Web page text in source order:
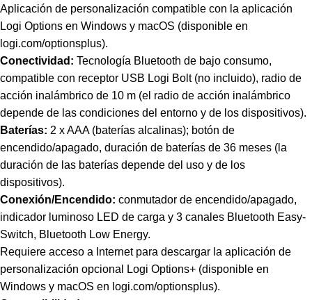
Aplicación de personalización compatible con la aplicación
Logi Options en Windows y macOS (disponible en
logi.com/optionsplus).
Conectividad: Tecnología Bluetooth de bajo consumo,
compatible con receptor USB Logi Bolt (no incluido), radio de
acción inalámbrico de 10 m (el radio de acción inalámbrico
depende de las condiciones del entorno y de los dispositivos).
Baterías: 2 x AAA (baterías alcalinas); botón de
encendido/apagado, duración de baterías de 36 meses (la
duración de las baterías depende del uso y de los
dispositivos).
Conexión/Encendido: conmutador de encendido/apagado,
indicador luminoso LED de carga y 3 canales Bluetooth Easy-
Switch, Bluetooth Low Energy.
Requiere acceso a Internet para descargar la aplicación de
personalización opcional Logi Options+ (disponible en
Windows y macOS en logi.com/optionsplus).